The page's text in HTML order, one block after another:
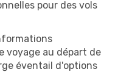
pour des vols
voyage au départ de
éventail d'options